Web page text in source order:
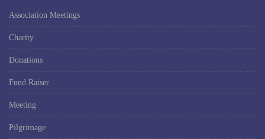
Association Meetings
Charity
Donations
Fund Raiser
Meeting
Pilgrimage